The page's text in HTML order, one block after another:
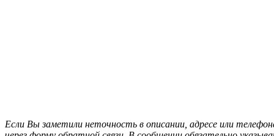
Если Вы заметили неточность в описании, адресе или